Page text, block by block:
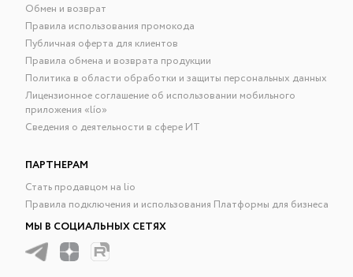
Обмен и возврат
Правила использования промокода
Публичная оферта для клиентов
Правила обмена и возврата продукции
Политика в области обработки и защиты персональных данных
Лицензионное соглашение об использовании мобильного
приложения «lío»
Сведения о деятельности в сфере ИТ
ПАРТНЕРАМ
Стать продавцом на lio
Правила подключения и использования Платформы для бизнеса
МЫ В СОЦИАЛЬНЫХ СЕТЯХ